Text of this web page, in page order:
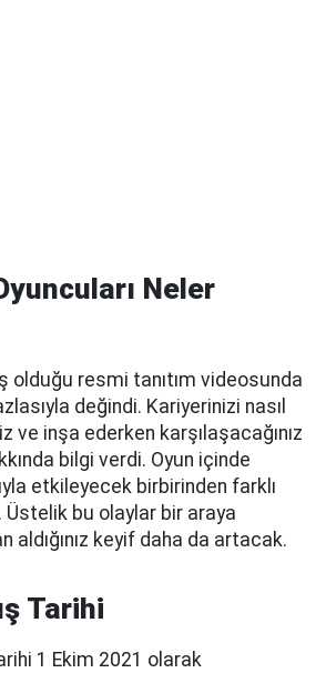
Neler
olduğu resmi tanıtım videosunda
değindi. Kariyerinizi nasıl
ve inşa ederken karşılaşacağınız
bilgi verdi. Oyun içinde
etkileyecek birbirinden farklı
Üstelik bu olaylar bir araya
aldığınız keyif daha da artacak.
Tarihi
1 Ekim 2021 olarak